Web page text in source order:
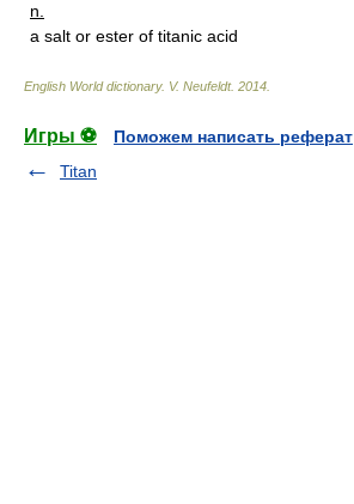
n.
a salt or ester of titanic acid
English World dictionary. V. Neufeldt. 2014
Игры ⚽
Поможем написать реферат
Titan